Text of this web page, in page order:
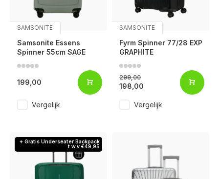
SAMSONITE
Samsonite Essens
Spinner 55cm SAGE
199,00
Vergelijk
SAMSONITE
Fyrm Spinner 77/28 EXP
GRAPHITE
299,00
198,00
Vergelijk
+ Gratis Underseater Backpack
t.w.v €49,95